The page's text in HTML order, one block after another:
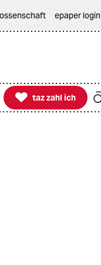
epaper login

taz zahl ich
taz zahl ich